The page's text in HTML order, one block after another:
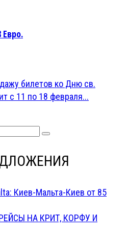
Евро.
билетов ко Дню св.
с 11 по 18 февраля...
Киев-Мальта-Киев от 85
НА КРИТ, КОРФУ И